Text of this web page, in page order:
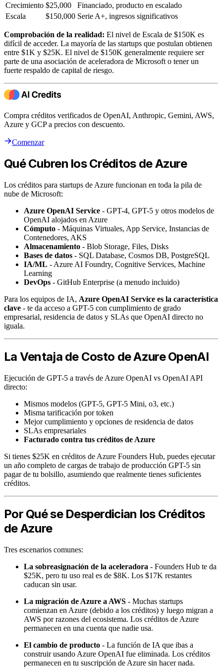
Crecimiento $25,000
Financiado, producto en escalado
Escala
$150,000 Serie A+, ingresos significativos
Comprobación de la realidad: El nivel de Escala de $150K es
difícil de acceder. La mayoría de las startups que postulan obtienen
entre $1K y $25K. El nivel de $150K generalmente requiere ser
parte de una asociación de aceleradora de Microsoft o tener un
fuerte respaldo de capital de riesgo.
Compra créditos verificados de OpenAI, Anthropic, Gemini, AWS,
Azure y GCP a precios con descuento.
Comenzar
Qué Cubren los Créditos de Azure
Los créditos para startups de Azure funcionan en toda la pila de
nube de Microsoft:
Azure OpenAI Service - GPT-4, GPT-5 y otros modelos de
OpenAI alojados en Azure
Cómputo - Máquinas Virtuales, App Service, Instancias de
Contenedores, AKS
Almacenamiento - Blob Storage, Files, Disks
Bases de datos - SQL Database, Cosmos DB, PostgreSQL
IA/ML - Azure AI Foundry, Cognitive Services, Machine
Learning
DevOps - GitHub Enterprise (a menudo incluido)
Para los equipos de IA, Azure OpenAI Service es la característica
clave - te da acceso a GPT-5 con cumplimiento de grado
empresarial, residencia de datos y SLAs que OpenAI directo no
iguala.
La Ventaja de Costo de Azure OpenAI
Ejecución de GPT-5 a través de Azure OpenAI vs OpenAI API
directo:
Mismos modelos (GPT-5, GPT-5 Mini, o3, etc.)
Misma tarificación por token
Mejor cumplimiento y opciones de residencia de datos
SLAs empresariales
Facturado contra tus créditos de Azure
Si tienes $25K en créditos de Azure Founders Hub, puedes ejecutar
un año completo de cargas de trabajo de producción GPT-5 sin
pagar de tu bolsillo, asumiendo que realmente tienes suficientes
créditos.
Por Qué se Desperdician los Créditos
de Azure
Tres escenarios comunes:
La sobreasignación de la aceleradora - Founders Hub te da
$25K, pero tu uso real es de $8K. Los $17K restantes
caducan sin usar.
La migración de Azure a AWS - Muchas startups
comienzan en Azure (debido a los créditos) y luego migran a
AWS por razones del ecosistema. Los créditos de Azure
permanecen en una cuenta que nadie usa.
El cambio de producto - La función de IA que ibas a
construir usando Azure OpenAI fue eliminada. Los créditos
permanecen en tu suscripción de Azure sin hacer nada.